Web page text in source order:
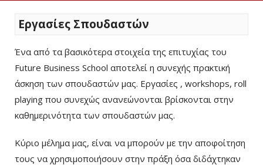
Εργασίες Σπουδαστών
Ένα από τα βασικότερα στοιχεία της επιτυχίας του
Future Business School αποτελεί η συνεχής πρακτική
άσκηση των σπουδαστών μας. Εργασίες , workshops, roll
playing που συνεχώς ανανεώνονται βρίσκονται στην
καθημερινότητα των σπουδαστών μας.
Κύριο μέλημα μας, είναι να μπορούν με την αποφοίτηση
τους να χρησιμοποιήσουν στην πράξη όσα διδάχτηκαν